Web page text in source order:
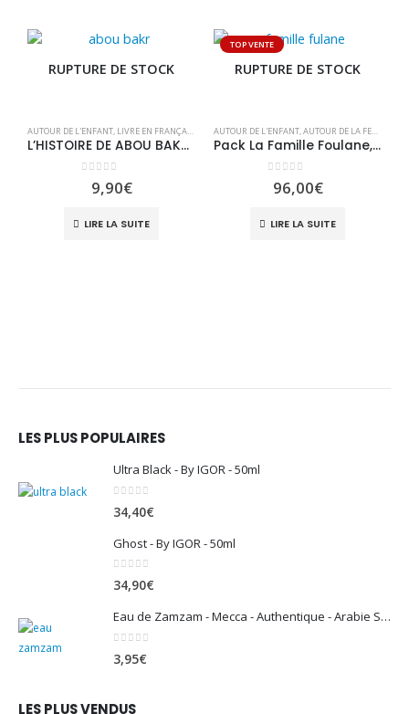
RUPTURE DE STOCK
AUTOUR DE L'ENFANT, LIVRE EN FRANÇAIS LIVRES,LIVRES,UNIVERS KIDS
L’HISTOIRE DE ABOU BAKR 7/12 ans رضي اللهُ عنه
sur 5
9,90€
LIRE LA SUITE
TOP VENTE
RUPTURE DE STOCK
AUTOUR DE L'ENFANT,AUTOUR DE LA FEMME
Pack La Famille Foulane, 8 Tomes
sur 5
96,00€
LIRE LA SUITE
LES PLUS POPULAIRES
Ultra Black - By IGOR - 50ml
34,40€
Ghost - By IGOR - 50ml
0 sur 5
34,90€
Eau de Zamzam - Mecca - Authentique - Arabie Saoudite - 500 ml
3,95€
LES PLUS VENDUS